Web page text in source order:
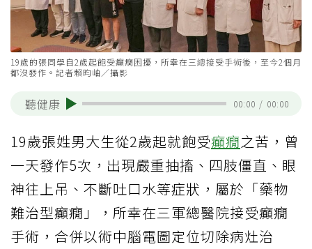
19歲的張同學自2歲起飽受癲癇困擾，所幸在三總接受手術後，至今2個月
都沒發作。記者賴昀岫／攝影
聽健康 00:00 / 00:00
19歲張姓男大生從2歲起就飽受癲癇之苦，曾
一天發作5次，出現嚴重抽搐、四肢僵直、眼
神往上吊、不斷吐口水等症狀，屬於「藥物
難治型癲癇」，所幸在三軍總醫院接受癲癇
手術，合併以術中腦電圖定位切除病灶治